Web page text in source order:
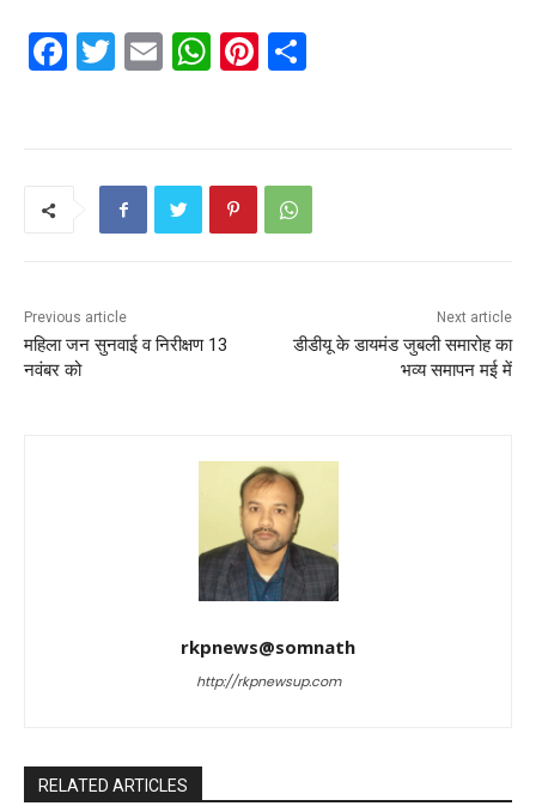
F
a
k
T
w
E
m
W
h
A
p
Pi
nt
st
Previous article
महिला जन सुनवाई व निरीक्षण 13
नवंबर को
Next article
डीडीयू के डायमंड जुबली समारोह का
भव्य समापन मई में
rkpnews@somnath
http://rkpnewsup.com
RELATED ARTICLES